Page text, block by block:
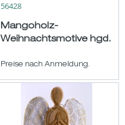
56428
Mangoholz-
Weihnachtsmotive hgd.
H12cm
Preise nach Anmeldung.